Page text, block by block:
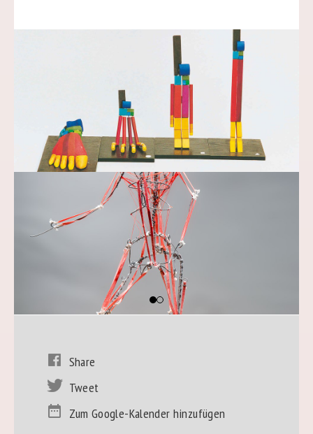
Share
Tweet
Zum Google-Kalender hinzufügen